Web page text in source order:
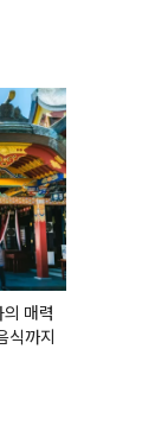
매력
식까지